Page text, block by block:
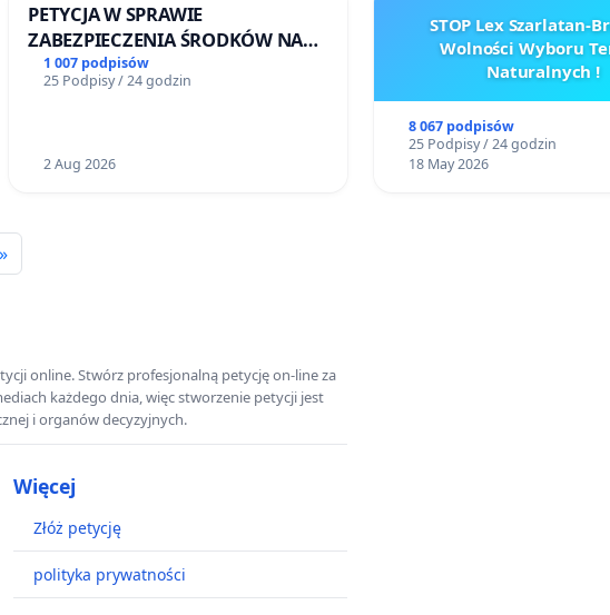
PETYCJA W SPRAWIE
ZABEZPIECZENIA ŚRODKÓW NA
FUNKCJONOWANIE SCHRONISKA
DLA BEZDOMNYCH ZWIERZĄT W
1 007 podpisów
25 Podpisy / 24 godzin
2 Aug 2026
STOP Lex Szarlatan-
Wolności Wyboru
Naturalnych !
8 067 podpisów
25 Podpisy / 24 godzin
18 May 2026
»
online. Stwórz profesjonalną petycję on-line za
każdego dnia, więc stworzenie petycji jest
i organów decyzyjnych.
Więcej
Złóż petycję
polityka prywatności